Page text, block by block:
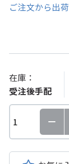
ご注文から出
在庫：
受注後手配